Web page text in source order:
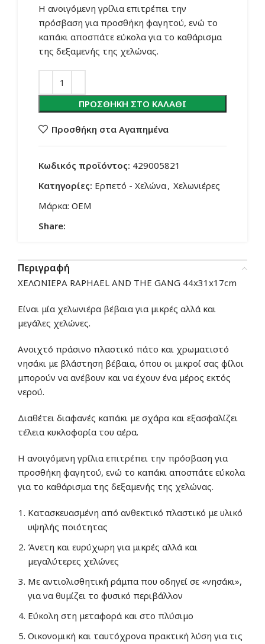
Η ανοιγόμενη γρίλια επιτρέπει την
πρόσβαση για προσθήκη φαγητού, ενώ το
καπάκι αποσπάτε εύκολα για το καθάρισμα
της δεξαμενής της χελώνας.
ΠΡΟΣΘΉΚΗ ΣΤΟ ΚΑΛΆΘΙ
Προσθήκη στα Αγαπημένα
Κωδικός προϊόντος: 429005821
Κατηγορίες: Ερπετό - Χελώνα, Χελωνιέρες
Μάρκα: OEM
Share:
Περιγραφή
ΧΕΛΩΝΙΕΡΑ RAPHAEL AND THE GANG 44x31x17cm
Είναι μία χελωνιέρα βέβαια για μικρές αλλά και
μεγάλες χελώνες.
Ανοιχτό πράσινο πλαστικό πάτο και χρωματιστό
νησάκι με βλάστηση βέβαια, όπου οι μικροί σας φίλοι
μπορούν να ανέβουν και να έχουν ένα μέρος εκτός
νερού.
Διαθέτει διαφανές καπάκι με σχάρα και εξασφαλίζει
τέλεια κυκλοφορία του αέρα.
Η ανοιγόμενη γρίλια επιτρέπει την πρόσβαση για
προσθήκη φαγητού, ενώ το καπάκι αποσπάτε εύκολα
για το καθάρισμα της δεξαμενής της χελώνας.
Κατασκευασμένη από ανθεκτικό πλαστικό με υλικό
υψηλής ποιότητας
Άνετη και ευρύχωρη για μικρές αλλά και
μεγαλύτερες χελώνες
Με αντιολισθητική ράμπα που οδηγεί σε «νησάκι»,
για να θυμίζει το φυσικό περιβάλλον
Εύκολη στη μεταφορά και στο πλύσιμο
Οικονομική και ταυτόχρονα πρακτική λύση για τις